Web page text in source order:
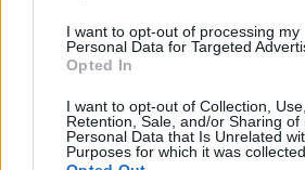
I want to opt-out of processing my
Personal Data for Targeted
Opted In
I want to opt-out of Collection, Use,
Retention, Sale, and/or Sharing of
Personal Data that Is Unrelated
Purposes for which it was collected.
Bolognai „spagetti”
BeckZsu•2019. május 22.